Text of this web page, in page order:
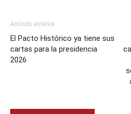
Artículo anterior
El Pacto Histórico ya tiene sus
cartas para la presidencia
2026